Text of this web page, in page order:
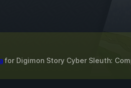
for Digimon Story Cyber Sleuth: